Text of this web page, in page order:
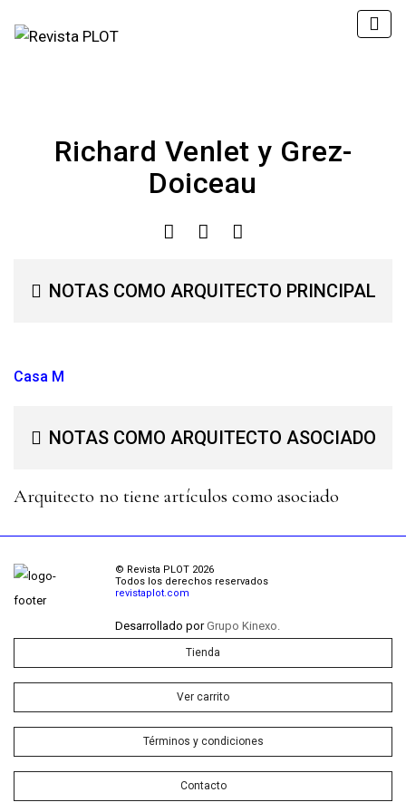
Richard Venlet y Grez-
Doiceau
NOTAS COMO ARQUITECTO PRINCIPAL
Casa M
NOTAS COMO ARQUITECTO ASOCIADO
Arquitecto no tiene artículos como asociado
© Revista PLOT 2026
Todos los derechos reservados
revistaplot.com
Desarrollado porGrupo Kinexo.
Tienda
Ver carrito
Términos y condiciones
Contacto